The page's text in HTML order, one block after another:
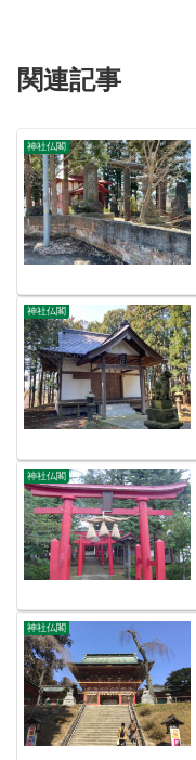
関連記事
神社仏閣
神社仏閣
神社仏閣
神社仏閣